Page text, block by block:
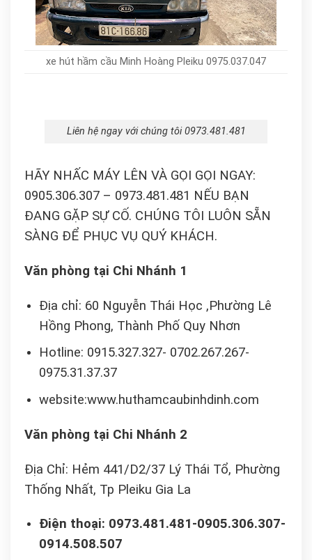
xe hút hầm cầu Minh Hoàng Pleiku 0975.037.047
Liên hệ ngay với chúng tôi 0973.481.481
HÃY NHẤC MÁY LÊN VÀ GỌI GỌI NGAY:
0905.306.307 – 0973.481.481 NẾU BẠN
ĐANG GẶP SỰ CỐ. CHÚNG TÔI LUÔN SẴN
SÀNG ĐỂ PHỤC VỤ QUÝ KHÁCH.
Văn phòng tại Chi Nhánh 1
Địa chỉ: 60 Nguyễn Thái Học ,Phường Lê
Hồng Phong, Thành Phố Quy Nhơn
Hotline: 0915.327.327- 0702.267.267-
0975.31.37.37
website:www.huthamcaubinhdinh.com
Văn phòng tại Chi Nhánh 2
Địa Chỉ: Hẻm 441/D2/37 Lý Thái Tổ, Phường
Thống Nhất, Tp Pleiku Gia La
Điện thoại: 0973.481.481-0905.306.307-
0914.508.507